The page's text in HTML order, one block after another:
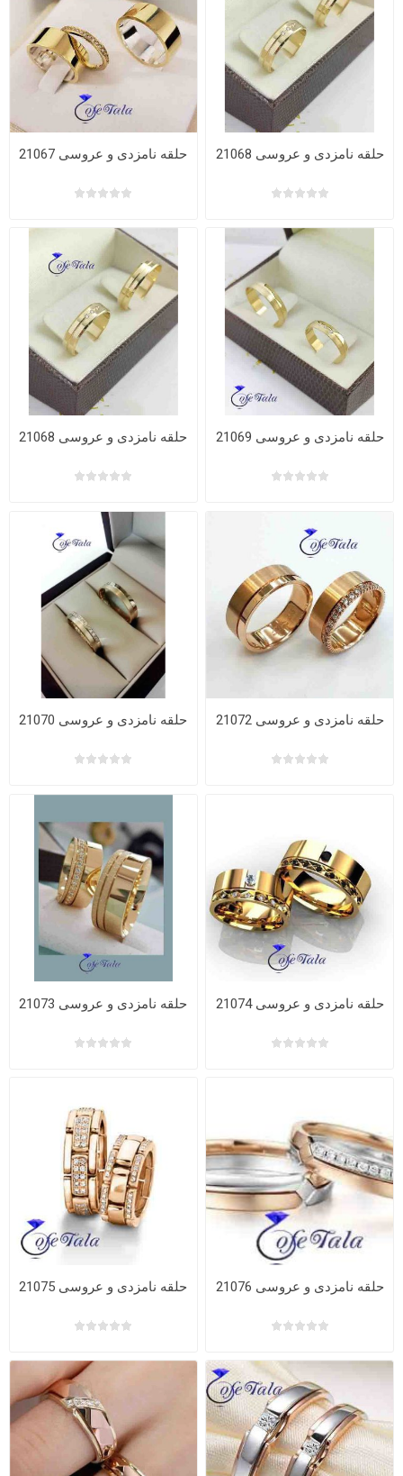
حلقه نامزدی و عروسی 21067 حلقه نامزدی و عروسی 21068
حلقه نامزدی و عروسی 21068 حلقه نامزدی و عروسی 21069
حلقه نامزدی و عروسی 21070 حلقه نامزدی و عروسی 21072
حلقه نامزدی و عروسی 21073 حلقه نامزدی و عروسی 21074
حلقه نامزدی و عروسی 21075 حلقه نامزدی و عروسی 21076